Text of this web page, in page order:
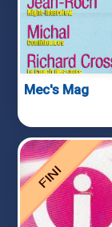
Mec's Mag